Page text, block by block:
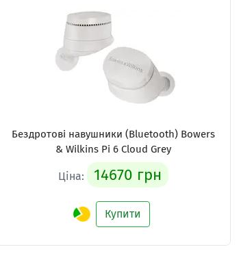
Бездротові навушники (Bluetooth) Bowers
& Wilkins Pi 6 Cloud Grey
Ціна: 14670 грн
Купити